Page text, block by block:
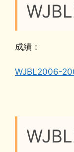
成績：
WJBL2006-